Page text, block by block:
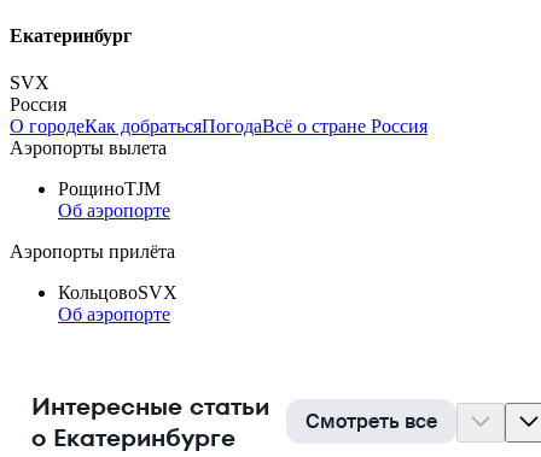
Екатеринбург
SVX
Россия
О городеКак добратьсяПогодаВсё о стране Россия
Аэропорты вылета
РощиноTJM
Об аэропорте
Аэропорты прилёта
КольцовоSVX
Об аэропорте
Интересные статьи
о Екатеринбурге
Смотреть все